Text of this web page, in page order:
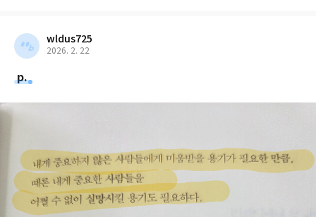
wldus725
2026. 2. 22
p.